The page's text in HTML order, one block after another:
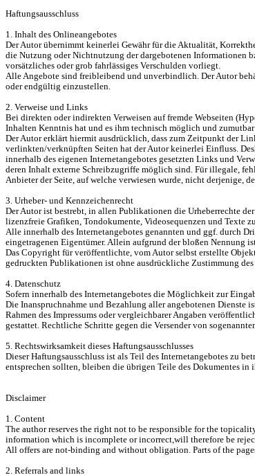
Haftungsausschluss
1. Inhalt des Onlineangebotes
Der Autor übernimmt keinerlei Gewähr für die Aktualität,
die Nutzung oder Nichtnutzung der dargebotenen Informationen
vorsätzliches oder grob fahrlässiges Verschulden vorliegt.
Alle Angebote sind freibleibend und unverbindlich. Der Autor
oder endgültig einzustellen.
2. Verweise und Links
Bei direkten oder indirekten Verweisen auf fremde Webseiten
Inhalten Kenntnis hat und es ihm technisch möglich und
Der Autor erklärt hiermit ausdrücklich, dass zum Zeitpunkt der
verlinkten/verknüpften Seiten hat der Autor keinerlei Einfluss.
innerhalb des eigenen Internetangebotes gesetzten Links und
deren Inhalt externe Schreibzugriffe möglich sind. Für illegale,
Anbieter der Seite, auf welche verwiesen wurde, nicht
3. Urheber- und Kennzeichenrecht
Der Autor ist bestrebt, in allen Publikationen die Urheberrechte
lizenzfreie Grafiken, Tondokumente, Videosequenzen und Texte
Alle innerhalb des Internetangebotes genannten und ggf. durch
eingetragenen Eigentümer. Allein aufgrund der bloßen Nennung
Das Copyright für veröffentlichte, vom Autor selbst erstellte
gedruckten Publikationen ist ohne ausdrückliche Zustimmung
4. Datenschutz
Sofern innerhalb des Internetangebotes die Möglichkeit zur
Die Inanspruchnahme und Bezahlung aller angebotenen Dienste
Rahmen des Impressums oder vergleichbarer Angaben
gestattet. Rechtliche Schritte gegen die Versender von
5. Rechtswirksamkeit dieses Haftungsausschlusses
Dieser Haftungsausschluss ist als Teil des Internetangebotes zu
entsprechen sollten, bleiben die übrigen Teile des Dokumentes
Disclaimer
1. Content
The author reserves the right not to be responsible for the
information which is incomplete or incorrect,will therefore be
All offers are not-binding and without obligation. Parts of the
2. Referrals and links